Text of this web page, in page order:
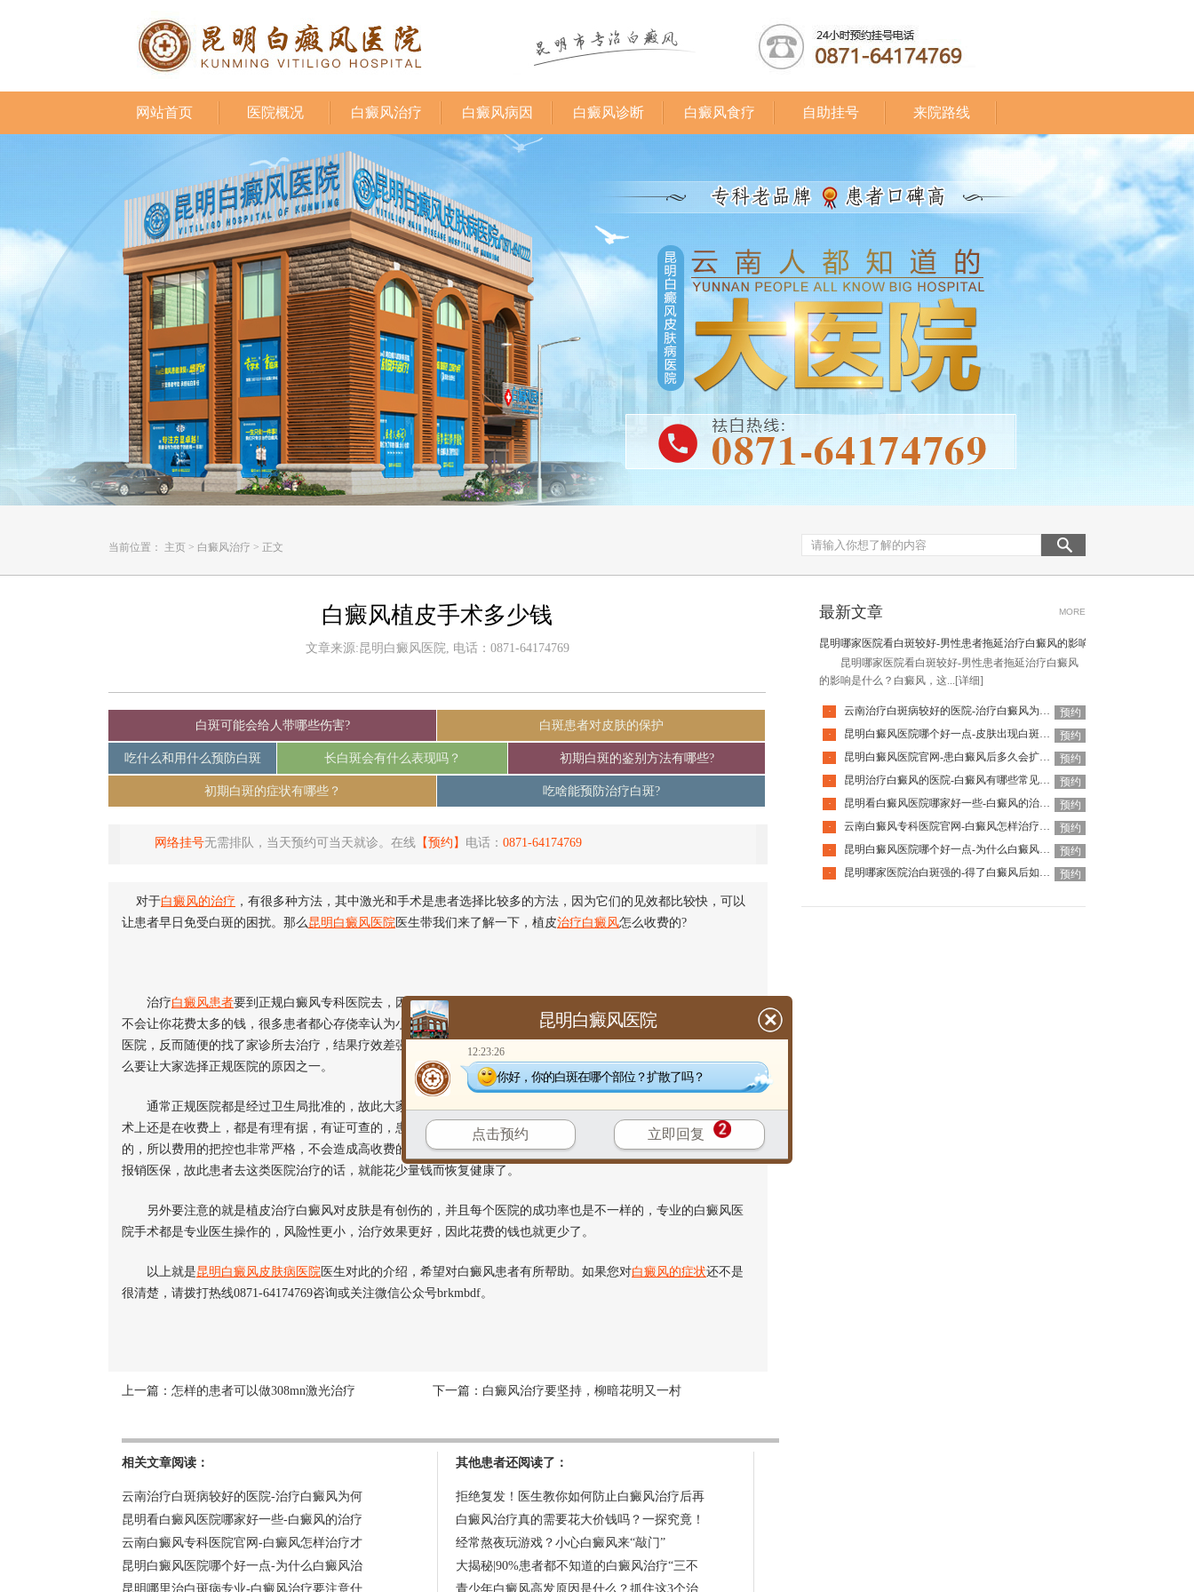
网站首页 医院概况 白癜风治疗 白癜风病因 白癜风诊断 白癜风食疗 自助挂号 来院路线
当前位置： 主页 > 白癜风治疗 > 正文
白癜风植皮手术多少钱
文章来源:昆明白癜风医院, 电话：0871-64174769
白斑可能会给人带哪些伤害? 白斑患者对皮肤的保护
吃什么和用什么预防白斑 长白斑会有什么表现吗？ 初期白斑的鉴别方法有哪些?
初期白斑的症状有哪些？ 吃啥能预防治疗白斑?
网络挂号无需排队，当天预约可当天就诊。在线 【预约】 电话： 0871-64174769
对于白癜风的治疗 ，有很多种方法，其中激光和手术是患者选择比较多的方法，因为它们的见效都比较快，可以
让患者早日免受白斑的困扰。那么昆明白癜风医院 医生带我们来了解一下，植皮治疗白癜风怎么收费的?
治疗白癜风患者要到正规白癜风专科医院去，因为正规有效的白癜风医院不仅能让你有效的恢复健康，而且还
不会让你花费太多的钱，很多患者都心存侥幸认为小诊所花钱少治疗效果也不会太差，所以在得病后就没有去正规
医院，反而随便的找了家诊所去治疗，结果疗效差强人意不说，在收费上也是乱七八糟的不清不楚。而这也是为什
么要让大家选择正规医院的原因之一。
通常正规医院都是经过卫生局批准的，故此大家的这颗心就不用在悬梁上高高挂起了。因为无论是在治疗的技
术上还是在收费上，都是有理有据，有证可查的，患者完全不必担心存在乱收费的情况，而且因为是卫生局批准
的，所以费用的把控也非常严格，不会造成高收费的情况，反而会考虑患者的情况，适当的降低收费，并且还能够
报销医保，故此患者去这类医院治疗的话，就能花少量钱而恢复健康了。
另外要注意的就是植皮治疗白癜风对皮肤是有创伤的，并且每个医院的成功率也是不一样的，专业的白癜风医
院手术都是专业医生操作的，风险性更小，治疗效果更好，因此花费的钱也就更少了。
以上就是昆明白癜风皮肤病医院 医生对此的介绍，希望对白癜风患者有所帮助。如果您对白癜风的症状还不是
很清楚，请拨打热线0871-64174769咨询或关注微信公众号brkmbdf。
上一篇： 怎样的患者可以做308mn激光治疗 下一篇： 白癜风治疗要坚持，柳暗花明又一村
相关文章阅读：
云南治疗白斑病较好的医院-治疗白癜风为何
昆明看白癜风医院哪家好一些-白癜风的治疗
云南白癜风专科医院官网-白癜风怎样治疗才
昆明白癜风医院哪个好一点-为什么白癜风治
昆明哪里治白斑病专业-白癜风治疗要注意什
其他患者还阅读了：
拒绝复发！医生教你如何防止白癜风治疗后再
白癜风治疗真的需要花大价钱吗？一探究竟！
经常熬夜玩游戏？小心白癜风来“敲门”
大揭秘|90%患者都不知道的白癜风治疗“三不
青少年白癜风高发原因是什么？抓住这3个治
最新文章 MORE
昆明哪家医院看白斑较好-男性患者拖延治疗白癜风的影响是什么
昆明哪家医院看白斑较好-男性患者拖延治疗白癜风
的影响是什么？白癜风，这... [详细]
· 云南治疗白斑病较好的医院-治疗白癜风为何如此难呢
预约
·
昆明白癜风医院哪个好一点-皮肤出现白斑会是白癜风吗
预约
·
昆明白癜风医院官网-患白癜风后多久会扩散呢
预约
·
昆明治疗白癜风的医院-白癜风有哪些常见谣言呢
预约
·
昆明看白癜风医院哪家好一些-白癜风的治疗要注意什么呢
预约
·
云南白癜风专科医院官网-白癜风怎样治疗才科学呢
预约
·
昆明白癜风医院哪个好一点-为什么白癜风治疗周期那么长呢
预约
·
昆明哪家医院治白斑强的-得了白癜风后如何调节心理问题呢 预约
昆明白癜风医院
12:23:26
你好，你的白斑在哪个部位？扩散了吗？
点击预约 立即回复